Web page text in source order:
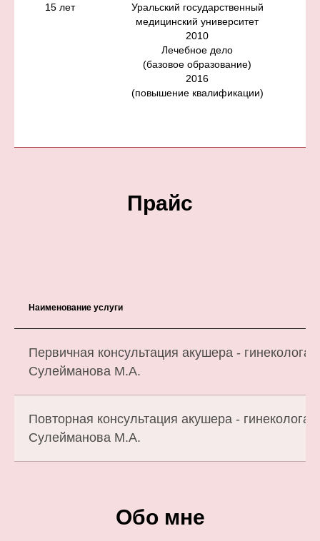
15 лет
Уральский государственный
медицинский университет
2010
Лечебное дело
(базовое образование)
2016
(повышение квалификации)
Прайс
Наименование услуги
Первичная консультация акушера - гинеколога
Сулейманова М.А.
Повторная консультация акушера - гинеколога
Сулейманова М.А.
Обо мне